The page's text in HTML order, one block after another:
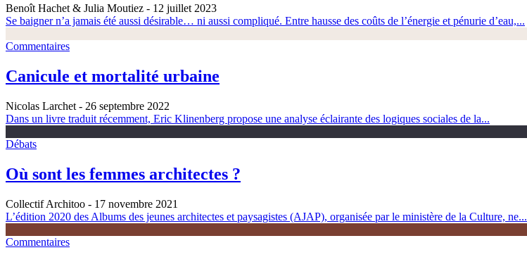
Benoît Hachet & Julia Moutiez - 12 juillet 2023
Se baigner n’a jamais été aussi désirable… ni aussi compliqué. Entre hausse des coûts de l’énergie et pénurie d’eau,...
Commentaires
Canicule et mortalité urbaine
Nicolas Larchet - 26 septembre 2022
Dans un livre traduit récemment, Eric Klinenberg propose une analyse éclairante des logiques sociales de la...
Débats
Où sont les femmes architectes ?
Collectif Architoo - 17 novembre 2021
L’édition 2020 des Albums des jeunes architectes et paysagistes (AJAP), organisée par le ministère de la Culture, ne...
Commentaires